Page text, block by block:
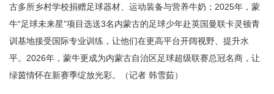
古多所乡村学校捐赠足球器材、运动装备与营养牛奶；2025年，蒙
牛“足球未来星”项目选送3名内蒙古的足球少年赴英国曼联卡灵顿青
训基地接受国际专业训练，让他们在更高平台开阔视野、提升水
平。2026年，蒙牛更成为内蒙古自治区足球超级联赛总冠名商，让
绿茵情怀在新赛季绽放光彩。（记者 韩雪茹）